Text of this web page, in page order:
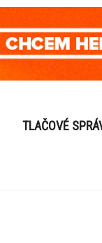
TLAČOVÉ